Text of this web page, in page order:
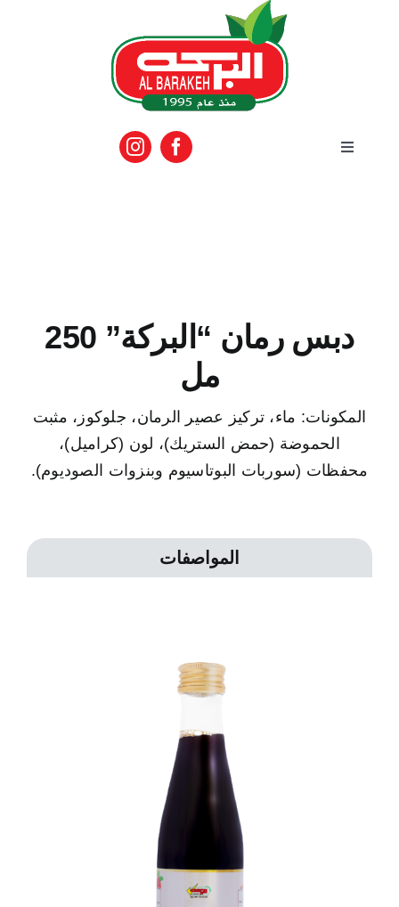
Toggle
تحميل
English
دبس رمان “البركة” 250
مل
المكونات: ماء، تركيز عصير الرمان، جلوكوز، مثبت
الحموضة (حمض الستريك)، لون (كراميل)،
محفظات (سوربات البوتاسيوم وبنزوات الصوديوم).
المواصفات